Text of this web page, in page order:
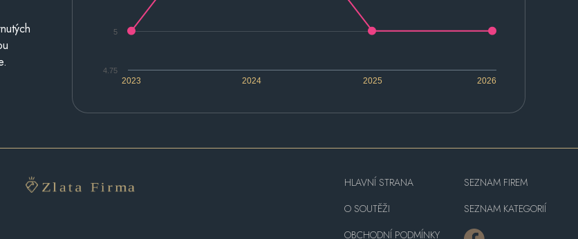
2023 2024 2025 2026
4.75
5
HLAVNÍ STRANA
O SOUTĚŽI
OBCHODNÍ PODMÍNKY
SEZNAM FIREM
SEZNAM KATEGORIÍ